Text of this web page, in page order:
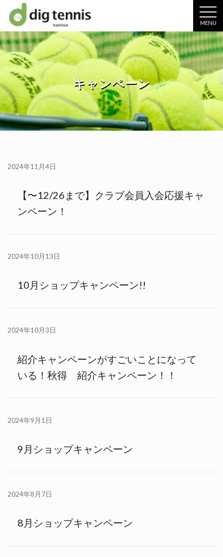
MENU
キャンペーン
2024年11月4日
【〜12/26まで】クラブ会員入会応援キャ
ンペーン！
2024年10月13日
10月ショップキャンペーン!!
2024年10月3日
紹介キャンペーンがすごいことになって
いる！秋得 紹介キャンペーン！！
2024年9月1日
9月ショップキャンペーン
2024年8月7日
8月ショップキャンペーン